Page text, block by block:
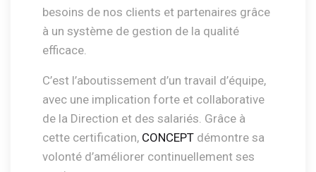
besoins de nos clients et partenaires grâce
à un système de gestion de la qualité
efficace.
C’est l’aboutissement d’un travail d’équipe,
avec une implication forte et collaborative
de la Direction et des salariés. Grâce à
cette certification, CONCEPT démontre sa
volonté d’améliorer continuellement ses